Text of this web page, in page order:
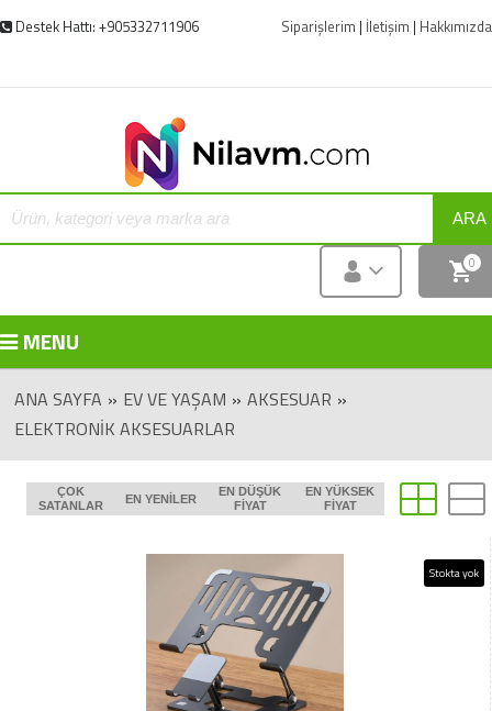
Destek Hattı: +905332711906 Siparişlerim | İletişim | Hakkımızda
ARA
0
MENU
ANA SAYFA » EV VE YAŞAM » AKSESUAR »
ELEKTRONIK AKSESUARLAR
ÇOK
SATANLAR
EN YENILER
EN DÜŞÜK
FIYAT
EN YÜKSEK
FIYAT
Stokta yok